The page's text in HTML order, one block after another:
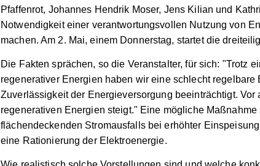
Pfaffenrot, Johannes Hendrik Moser, Jens Kilian und
Notwendigkeit einer verantwortungsvollen Nutzung von
machen. Am 2. Mai, einem Donnerstag, startet die
Die Fakten sprächen, so die Veranstalter, für sich: "Trotz
regenerativer Energien haben wir eine schlecht
Zuverlässigkeit der Energieversorgung beeinträchtigt. Vor
regenerativen Energien steigt." Eine mögliche
flächendeckenden Stromausfalls bei erhöhter
eine Rationierung der Elektroenergie.